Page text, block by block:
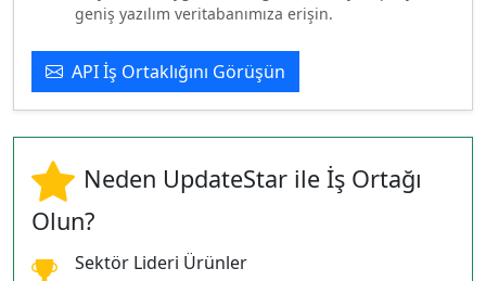
geniş yazılım veritabanımıza erişin.
API İş Ortaklığını Görüşün
Neden UpdateStar ile İş Ortağı
Olun?
Sektör Lideri Ürünler